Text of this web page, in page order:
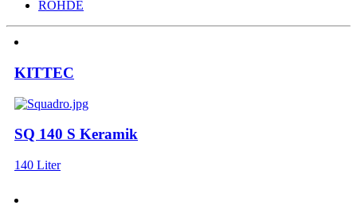
ROHDE
KITTEC
SQ 140 S Keramik
140 Liter